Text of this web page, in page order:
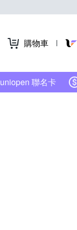
購物車
uniopen 聯名卡